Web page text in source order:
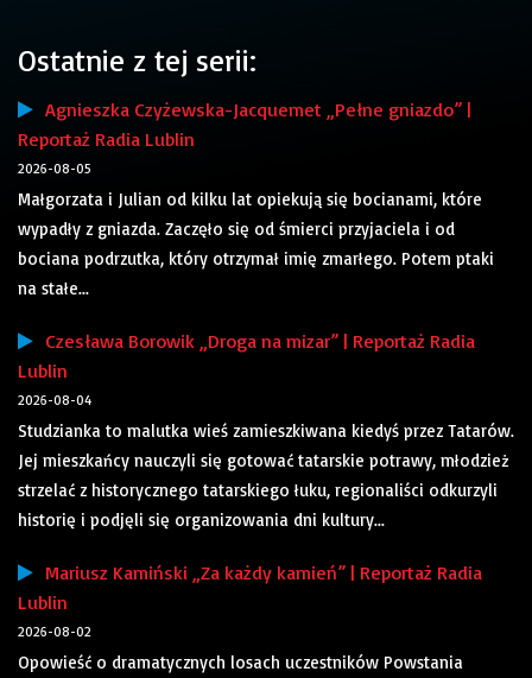
Ostatnie z tej serii:
Agnieszka Czyżewska-Jacquemet „Pełne gniazdo” |
Reportaż Radia Lublin
2026-08-05
Małgorzata i Julian od kilku lat opiekują się bocianami, które
wypadły z gniazda. Zaczęło się od śmierci przyjaciela i od
bociana podrzutka, który otrzymał imię zmarłego. Potem ptaki
na stałe...
Czesława Borowik „Droga na mizar” | Reportaż Radia
Lublin
2026-08-04
Studzianka to malutka wieś zamieszkiwana kiedyś przez Tatarów.
Jej mieszkańcy nauczyli się gotować tatarskie potrawy, młodzież
strzelać z historycznego tatarskiego łuku, regionaliści odkurzyli
historię i podjęli się organizowania dni kultury...
Mariusz Kamiński „Za każdy kamień” | Reportaż Radia
Lublin
2026-08-02
Opowieść o dramatycznych losach uczestników Powstania